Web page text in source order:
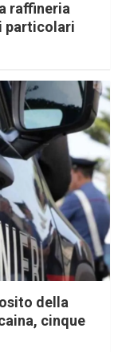
raffineria
particolari
della
cinque